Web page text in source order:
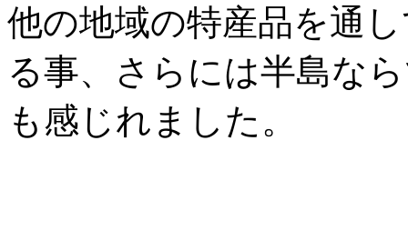
他の地域の特産品を通
る事、さらには半島な
も感じれました。